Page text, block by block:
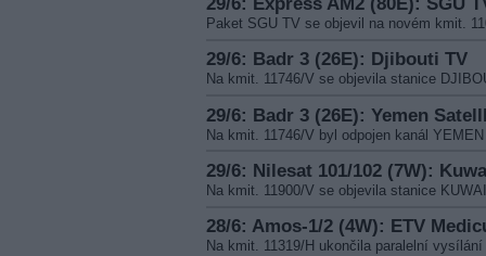
Paket SGU TV se objevil na novém kmit.
29/6: Badr 3 (26E): Djibouti TV
Na kmit. 11746/V se objevila stanice
29/6: Badr 3 (26E): Yemen
Na kmit. 11746/V byl odpojen kanál YEMEN
29/6: Nilesat 101/102 (7W):
Na kmit. 11900/V se objevila stanice
28/6: Amos-1/2 (4W): ETV
Na kmit. 11319/H ukončila paralelní